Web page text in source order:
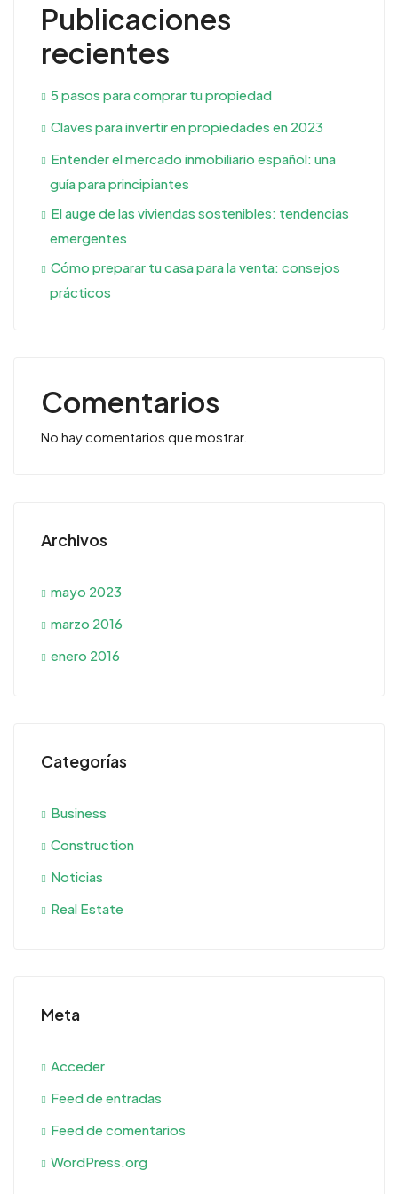
Publicaciones
recientes
5 pasos para comprar tu propiedad
Claves para invertir en propiedades en 2023
Entender el mercado inmobiliario español: una
guía para principiantes
El auge de las viviendas sostenibles: tendencias
emergentes
Cómo preparar tu casa para la venta: consejos
prácticos
Comentarios
No hay comentarios que mostrar.
Archivos
mayo 2023
marzo 2016
enero 2016
Categorías
Business
Construction
Noticias
Real Estate
Meta
Acceder
Feed de entradas
Feed de comentarios
WordPress.org